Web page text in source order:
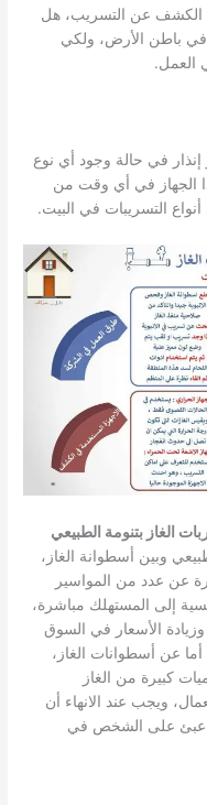
الكشف عن التسريب، هل
باطن الأرض، ولكي
العمل.
في حالة وجود أي نوع
الجهاز في أي وقت من
التسريبات في البيت.
بتنومة الطبيعي
وبين أسطوانة الغاز،
عن عدد من المواسير
إلى المستهلك مباشرة،
وزيادة الأسعار في السوق
عن أسطوانات الغاز،
كبيرة من الغاز
ويجب عند الانهاء أن
عبئ على الشخص في